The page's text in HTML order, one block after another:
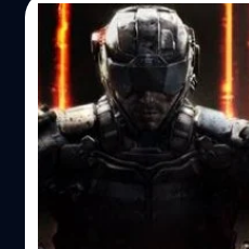
03/10/2015
ชม 8 อันดับเกมน่าเ
ว่ามีเกมอะไรบ้าง
มาดูกันว่า สิ้นปีนี้มีเกมอะไร
กระเป๋าฉีกกันแน่นอน
วงศกร ปฐมชัยวัฒน์ | 3961